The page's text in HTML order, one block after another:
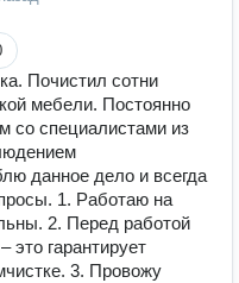
Почистил сотни
мебели. Постоянно
со специалистами из
данное дело и всегда
1. Работаю на
2. Перед работой
это гарантирует
3. Провожу